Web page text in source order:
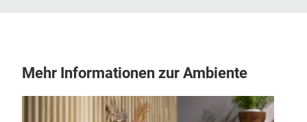
Mehr Informationen zur Ambiente